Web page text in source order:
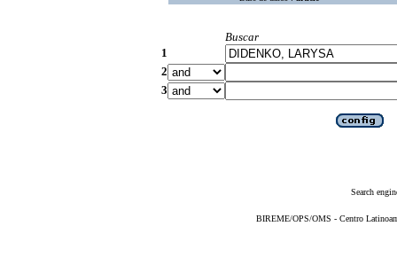
Buscar
1
2
3
Search
BIREME/OPS/OMS - Centro